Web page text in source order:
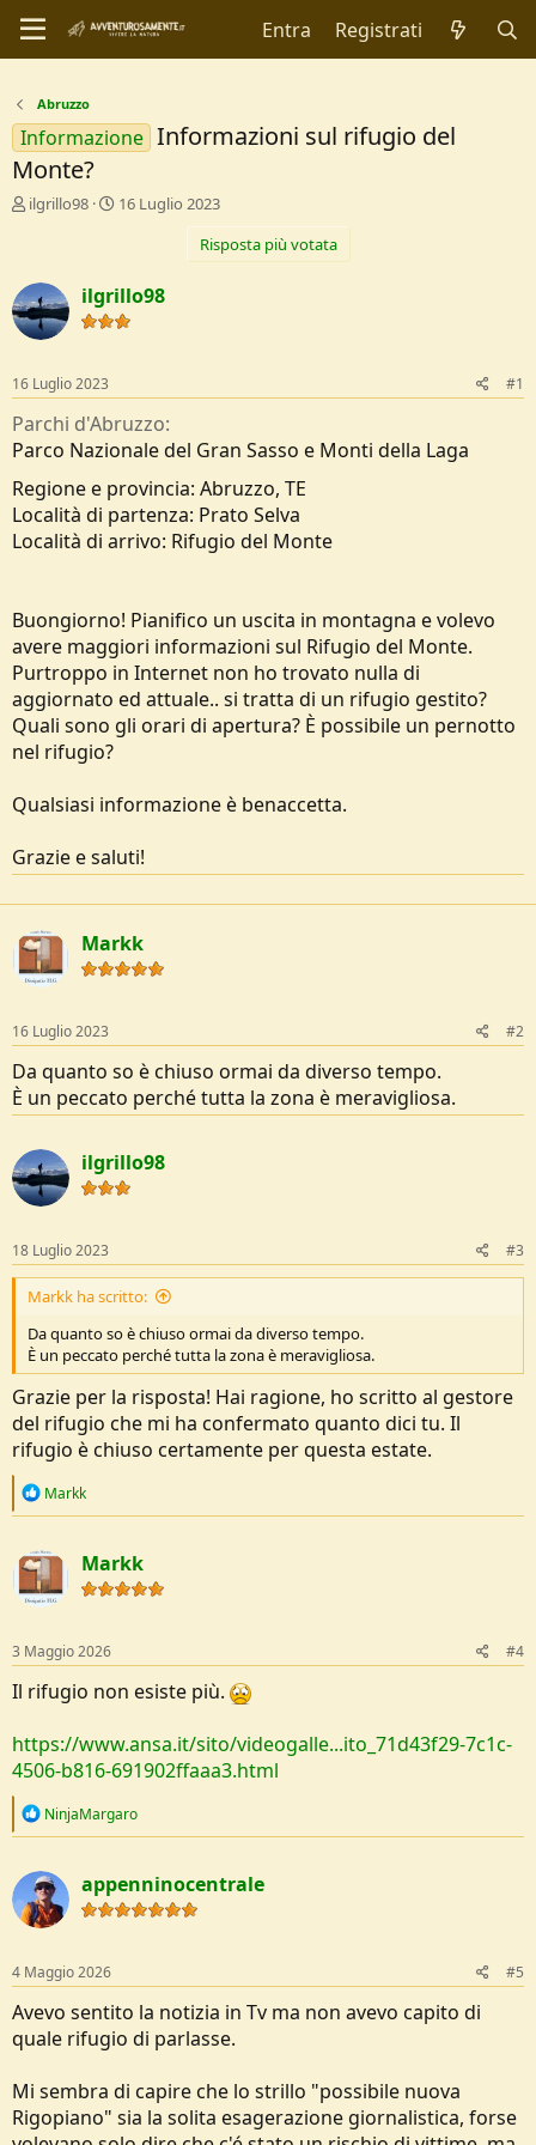
Entra Registrati
Abruzzo
Informazione Informazioni sul rifugio del
Monte?
C
t
o
r
D
i
s
u
s
i
o
ilgrillo98
D
d
i
I
z
i
16 Luglio 2023
Risposta più votata
ilgrillo98
16 Luglio 2023 #1
Parchi d'Abruzzo
Parco Nazionale del Gran Sasso e Monti della Laga
Regione e provincia: Abruzzo, TE
Località di partenza: Prato Selva
Località di arrivo: Rifugio del Monte
Buongiorno! Pianifico un uscita in montagna e volevo
avere maggiori informazioni sul Rifugio del Monte.
Purtroppo in Internet non ho trovato nulla di
aggiornato ed attuale.. si tratta di un rifugio gestito?
Quali sono gli orari di apertura? È possibile un pernotto
nel rifugio?
Qualsiasi informazione è benaccetta.
Grazie e saluti!
Markk
16 Luglio 2023 #2
Da quanto so è chiuso ormai da diverso tempo.
È un peccato perché tutta la zona è meravigliosa.
ilgrillo98
18 Luglio 2023 #3
Markk ha scritto:
Da quanto so è chiuso ormai da diverso tempo.
È un peccato perché tutta la zona è meravigliosa.
Grazie per la risposta! Hai ragione, ho scritto al gestore
del rifugio che mi ha confermato quanto dici tu. Il
rifugio è chiuso certamente per questa estate.
R
c
i
o
s
:
Markk
Markk
3 Maggio 2026 #4
Il rifugio non esiste più.
https://www.ansa.it/sito/videogalle...ito_71d43f29-7c1c-
4506-b816-691902ffaaa3.html
R
c
t
i
o
s
:
NinjaMargaro
appenninocentrale
4 Maggio 2026 #5
Avevo sentito la notizia in Tv ma non avevo capito di
quale rifugio di parlasse.
Mi sembra di capire che lo strillo "possibile nuova
Rigopiano" sia la solita esagerazione giornalistica, forse